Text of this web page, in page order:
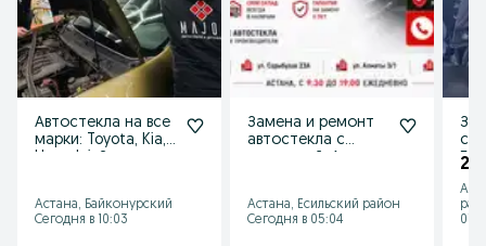
Автостекла на все
марки: Toyota, Kia,
Астана, Байконурский
Сегодня в 10:03
Замена и ремонт
автостекла с
Астана, Есильский район
Сегодня в 05:04
20
07